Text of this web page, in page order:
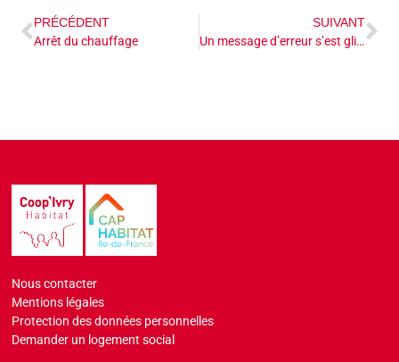
PRÉCÉDENT
Arrêt du chauffage
SUIVANT
Un message d’erreur s’est glissé sur vos quittances d’avril 2025
Nous contacter
Mentions légales
Protection des données personnelles
Demander un logement social